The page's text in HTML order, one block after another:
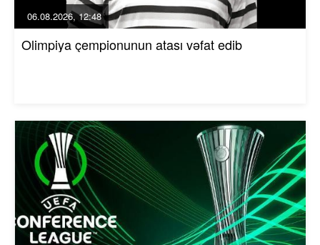
06.08.2026, 12:48
Olimpiya çempionunun atası vəfat edib